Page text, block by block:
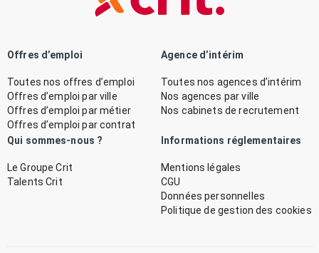
Offres d’emploi
Toutes nos offres d’emploi
Offres d’emploi par ville
Offres d’emploi par métier
Offres d’emploi par contrat
Agence d’intérim
Toutes nos agences d’intérim
Nos agences par ville
Nos cabinets de recrutement
Qui sommes-nous ?
Le Groupe Crit
Talents Crit
Informations réglementaires
Mentions légales
CGU
Données personnelles
Politique de gestion des cookies